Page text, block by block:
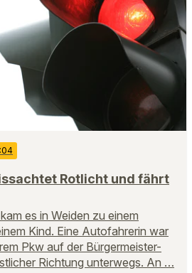
Rotlicht und fährt
es in Weiden zu einem
Kind. Eine Autofahrerin war
Pkw auf der Bürgermeister-
Richtung unterwegs. An …